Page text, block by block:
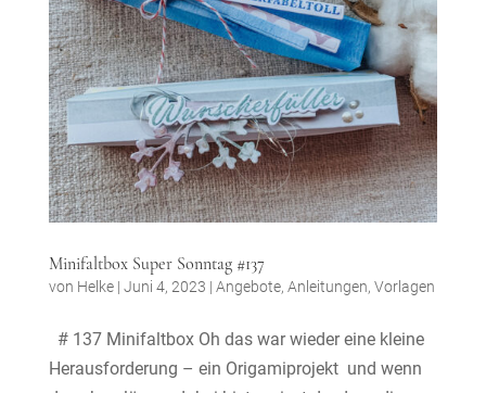
Minifaltbox Super Sonntag #137
von Helke| Juni 4, 2023 | Angebote, Anleitungen, Vorlagen
# 137 Minifaltbox Oh das war wieder eine kleine
Herausforderung – ein Origamiprojekt und wenn